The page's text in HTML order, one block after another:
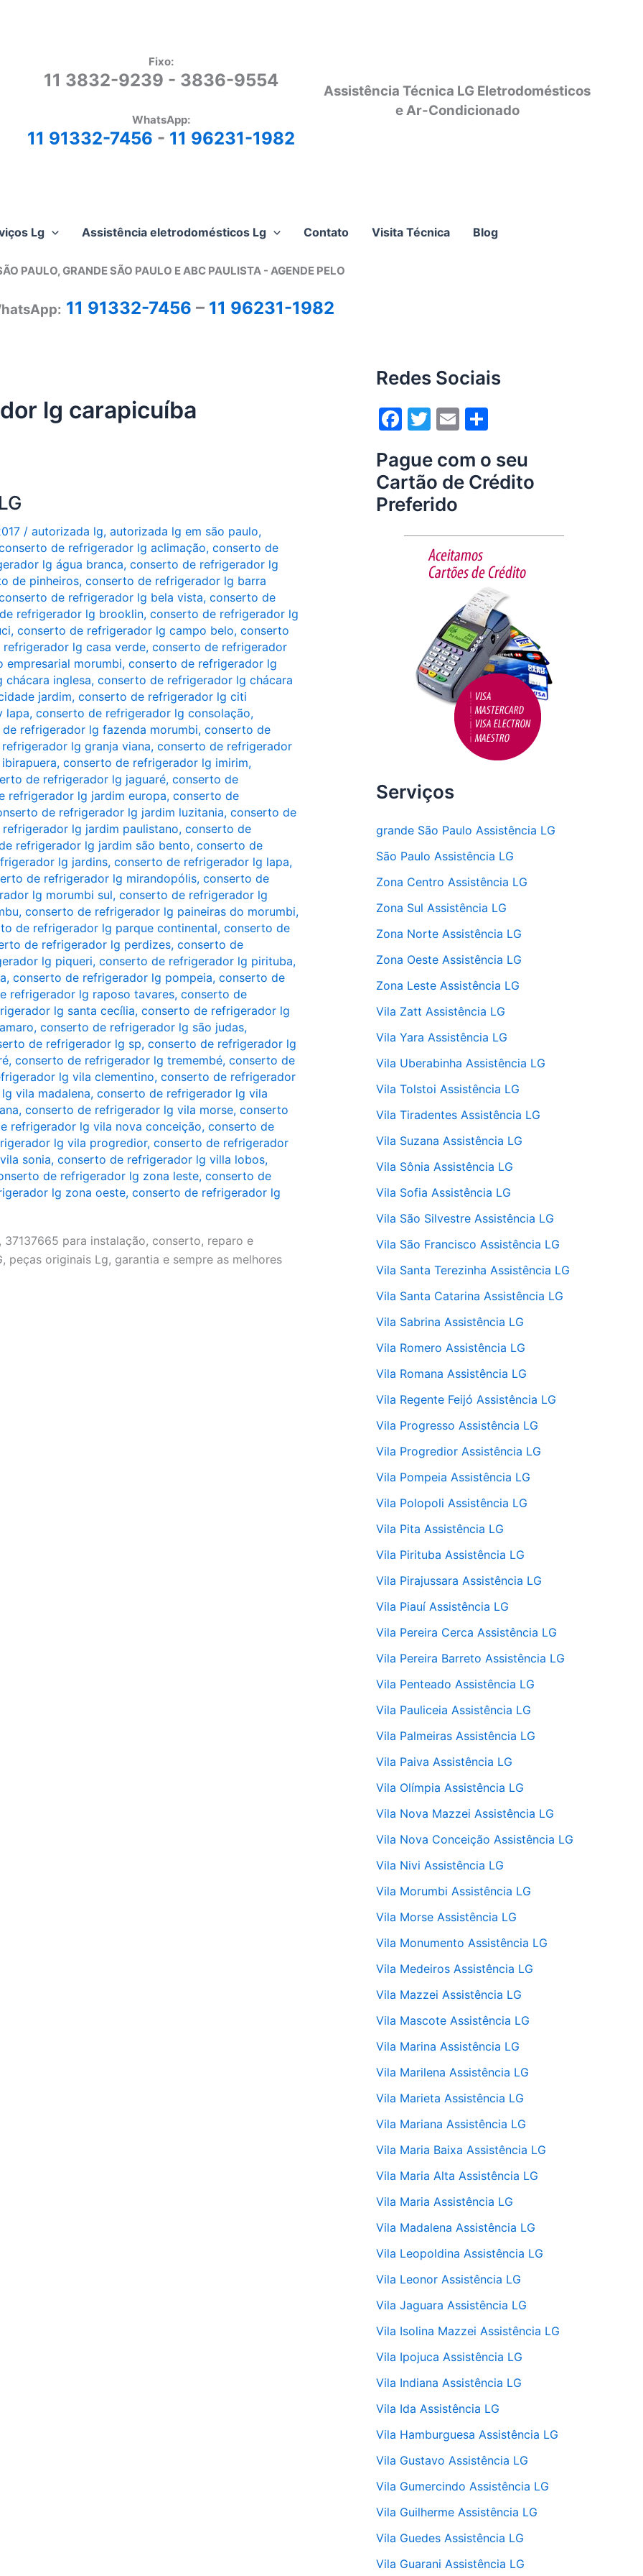
Fixo:
11 3832-9239 - 3836-9554
WhatsApp:
11 91332-7456 - 11 96231-1982
Assistência Técnica LG Eletrodomésticos
e Ar-Condicionado
Lg Assistência eletrodomésticos Lg Contato Visita Técnica Blog
PAULO, GRANDE SÃO PAULO E ABC PAULISTA - AGENDE PELO
11 91332-7456 – 11 96231-1982
lg carapicuíba
/ autorizada lg, autorizada lg em são paulo,
de refrigerador lg aclimação, conserto de
lg água branca, conserto de refrigerador lg
de pinheiros, conserto de refrigerador lg barra
de refrigerador lg bela vista, conserto de
refrigerador lg brooklin, conserto de refrigerador lg
, conserto de refrigerador lg campo belo, conserto
lg casa verde, conserto de refrigerador
morumbi, conserto de refrigerador lg
inglesa, conserto de refrigerador lg chácara
jardim, conserto de refrigerador lg citi
lapa, conserto de refrigerador lg consolação,
refrigerador lg fazenda morumbi, conserto de
lg granja viana, conserto de refrigerador
, conserto de refrigerador lg imirim,
de refrigerador lg jaguaré, conserto de
refrigerador lg jardim europa, conserto de
de refrigerador lg jardim luzitania, conserto de
lg jardim paulistano, conserto de
refrigerador lg jardim são bento, conserto de
lg jardins, conserto de refrigerador lg lapa,
de refrigerador lg mirandopólis, conserto de
lg morumbi sul, conserto de refrigerador lg
, conserto de refrigerador lg paineiras do morumbi,
de refrigerador lg parque continental, conserto de
de refrigerador lg perdizes, conserto de
lg piqueri, conserto de refrigerador lg pirituba,
, conserto de refrigerador lg pompeia, conserto de
refrigerador lg raposo tavares, conserto de
lg santa cecília, conserto de refrigerador lg
, conserto de refrigerador lg são judas,
de refrigerador lg sp, conserto de refrigerador lg
, conserto de refrigerador lg tremembé, conserto de
lg vila clementino, conserto de refrigerador
vila madalena, conserto de refrigerador lg vila
, conserto de refrigerador lg vila morse, conserto
refrigerador lg vila nova conceição, conserto de
lg vila progredior, conserto de refrigerador
sonia, conserto de refrigerador lg villa lobos,
de refrigerador lg zona leste, conserto de
lg zona oeste, conserto de refrigerador lg
para instalação, conserto, reparo e
peças originais Lg, garantia e sempre as melhores
Redes Sociais
F
c
e
b
o
T
itt
er
E
ai
l
ar
e
Pague com o seu
Cartão de Crédito
Preferido
Serviços
grande São Paulo Assistência LG
São Paulo Assistência LG
Zona Centro Assistência LG
Zona Sul Assistência LG
Zona Norte Assistência LG
Zona Oeste Assistência LG
Zona Leste Assistência LG
Vila Zatt Assistência LG
Vila Yara Assistência LG
Vila Uberabinha Assistência LG
Vila Tolstoi Assistência LG
Vila Tiradentes Assistência LG
Vila Suzana Assistência LG
Vila Sônia Assistência LG
Vila Sofia Assistência LG
Vila São Silvestre Assistência LG
Vila São Francisco Assistência LG
Vila Santa Terezinha Assistência LG
Vila Santa Catarina Assistência LG
Vila Sabrina Assistência LG
Vila Romero Assistência LG
Vila Romana Assistência LG
Vila Regente Feijó Assistência LG
Vila Progresso Assistência LG
Vila Progredior Assistência LG
Vila Pompeia Assistência LG
Vila Polopoli Assistência LG
Vila Pita Assistência LG
Vila Pirituba Assistência LG
Vila Pirajussara Assistência LG
Vila Piauí Assistência LG
Vila Pereira Cerca Assistência LG
Vila Pereira Barreto Assistência LG
Vila Penteado Assistência LG
Vila Pauliceia Assistência LG
Vila Palmeiras Assistência LG
Vila Paiva Assistência LG
Vila Olímpia Assistência LG
Vila Nova Mazzei Assistência LG
Vila Nova Conceição Assistência LG
Vila Nivi Assistência LG
Vila Morumbi Assistência LG
Vila Morse Assistência LG
Vila Monumento Assistência LG
Vila Medeiros Assistência LG
Vila Mazzei Assistência LG
Vila Mascote Assistência LG
Vila Marina Assistência LG
Vila Marilena Assistência LG
Vila Marieta Assistência LG
Vila Mariana Assistência LG
Vila Maria Baixa Assistência LG
Vila Maria Alta Assistência LG
Vila Maria Assistência LG
Vila Madalena Assistência LG
Vila Leopoldina Assistência LG
Vila Leonor Assistência LG
Vila Jaguara Assistência LG
Vila Isolina Mazzei Assistência LG
Vila Ipojuca Assistência LG
Vila Indiana Assistência LG
Vila Ida Assistência LG
Vila Hamburguesa Assistência LG
Vila Gustavo Assistência LG
Vila Gumercindo Assistência LG
Vila Guilherme Assistência LG
Vila Guedes Assistência LG
Vila Guarani Assistência LG